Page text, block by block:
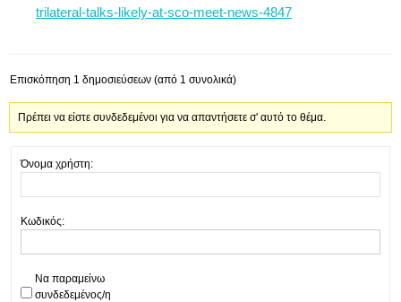
trilateral-talks-likely-at-sco-meet-news-4847
Επισκόπηση 1 δημοσιεύσεων (από 1 συνολικά)
Πρέπει να είστε συνδεδεμένοι για να απαντήσετε σ' αυτό το θέμα.
Όνομα χρήστη:
Κωδικός:
Να παραμείνω
συνδεδεμένος/η